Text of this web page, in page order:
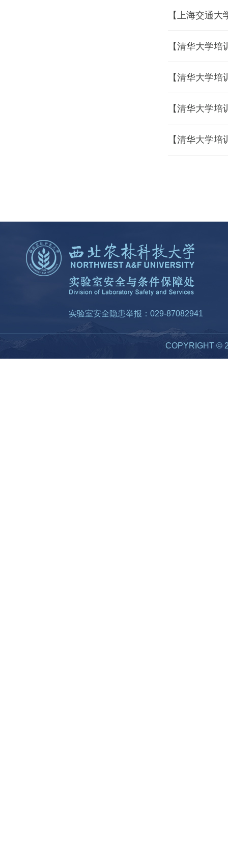
【上海交通
【清华大学
【清华大学
【清华大学
【清华大学
实验室安全隐患举报：029-87082941
COPYRIGHT ©